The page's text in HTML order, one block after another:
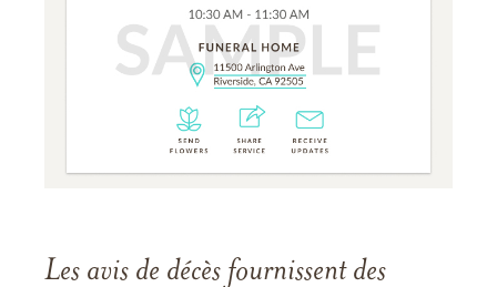
Les avis de décès fournissent des